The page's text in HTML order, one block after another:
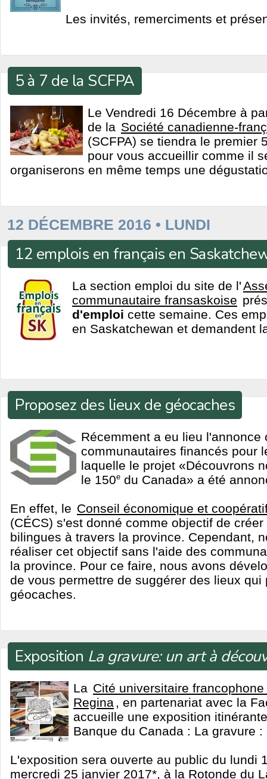
Les invités, remerciments et
5 à 7 de la SCFPA
Le Vendredi 16 Décembre à
de la Société canadienne-
(SCFPA) se tiendra le premier
pour vous accueillir comme il
organiserons en même temps une
12 DÉCEMBRE 2016 • LUNDI
12 emplois en français en
La section emploi du site de l'
communautaire fransaskoise
d'emploi cette semaine. Ces
en Saskatchewan et demandent
Proposez des lieux de géocaches
Récemment a eu lieu l'annonce
communautaires financés pour
laquelle le projet «Découvrons
le 150e du Canada» a été
En effet, le Conseil économique et
(CÉCS) s'est donné comme objectif de
bilingues à travers la province. Cependant,
réaliser cet objectif sans l'aide des
la province. Pour ce faire, nous avons
de vous permettre de suggérer des lieux qui
géocaches.
Exposition La gravure: un art à
La Cité universitaire
Regina , en partenariat avec la
accueille une exposition
Banque du Canada : La gravure
L'exposition sera ouverte au public du lundi
mercredi 25 janvier 2017*, à la Rotonde du